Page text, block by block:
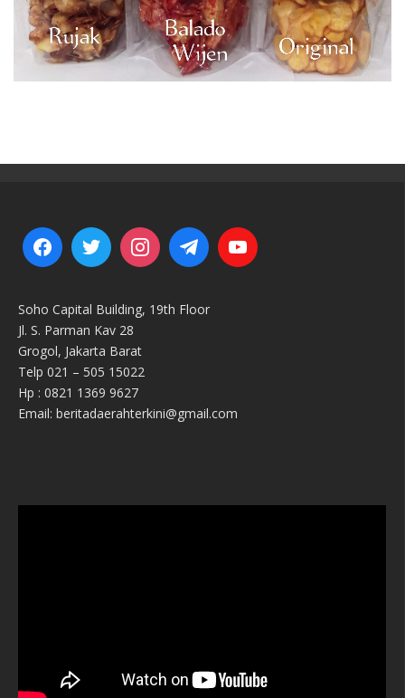
Soho Capital Building, 19th Floor
Jl. S. Parman Kav 28
Grogol, Jakarta Barat
Telp 021 – 505 15022
Hp : 0821 1369 9627
Email: beritadaerahterkini@gmail.com